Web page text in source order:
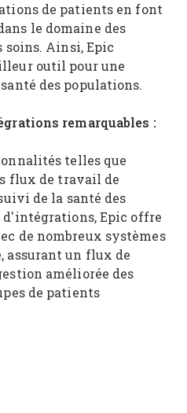
de patients en font
le domaine des
soins. Ainsi, Epic
outil pour une
des populations.
remarquables :
telles que
flux de travail de
de la santé des
d'intégrations, Epic offre
de nombreux systèmes
assurant un flux de
améliorée des
de patients